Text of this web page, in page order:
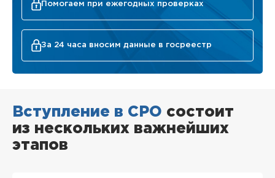
Помогаем при ежегодных проверках
За 24 часа вносим данные в госреестр
Вступление в СРО состоит
из нескольких важнейших
этапов